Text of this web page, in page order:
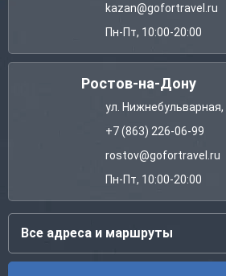
kazan@gofortravel.ru
Пн-Пт, 10:00-20:00
Ростов-на-Дону
ул.
+7 (863) 226-06-99
rostov@gofortravel.ru
Пн-Пт, 10:00-20:00
Все адреса и маршруты